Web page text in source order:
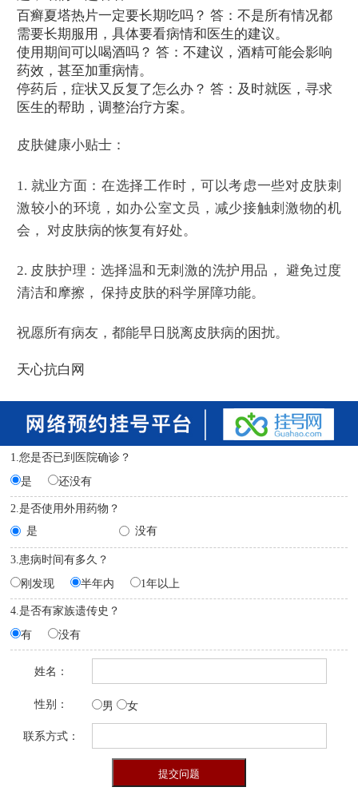
百癣夏塔热片一定要长期吃吗？ 答：不是所有情况都
需要长期服用，具体要看病情和医生的建议。
使用期间可以喝酒吗？ 答：不建议，酒精可能会影响
药效，甚至加重病情。
停药后，症状又反复了怎么办？ 答：及时就医，寻求
医生的帮助，调整治疗方案。
皮肤健康小贴士：
1. 就业方面：在选择工作时，可以考虑一些对皮肤刺
激较小的环境，如办公室文员，减少接触刺激物的机
会， 对皮肤病的恢复有好处。
2. 皮肤护理：选择温和无刺激的洗护用品， 避免过度
清洁和摩擦， 保持皮肤的科学屏障功能。
祝愿所有病友，都能早日脱离皮肤病的困扰。
天心抗白网
1.您是否已到医院确诊？
是
还没有
2.是否使用外用药物？
是
没有
3.患病时间有多久？
刚发现
半年内 1年以上
4.是否有家族遗传史？
有
没有
姓名：
性别： 男 女
联系方式：